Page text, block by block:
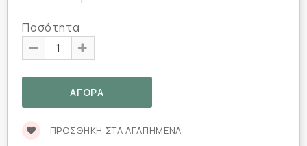
Ποσότητα
ΠΡΟΣΘΉΚΗ ΣΤΑ ΑΓΑΠΗΜΈΝΑ